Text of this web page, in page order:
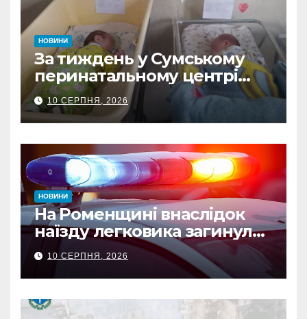
НОВИНИ
За тиждень у Сумському
перинатальному центрі
Пресвятої Діви Марії
народилося 15 дітей
10 СЕРПНЯ, 2026
НОВИНИ
На Роменщині внаслідок
наїзду легковика загинула
літня жінка: водія
затримано
10 СЕРПНЯ, 2026